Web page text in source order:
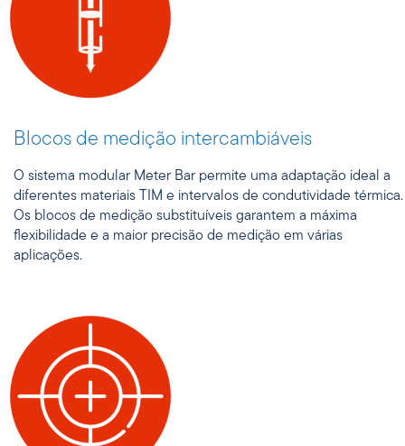
Blocos de medição intercambiáveis
O sistema modular Meter Bar permite uma adaptação ideal a
diferentes materiais TIM e intervalos de condutividade térmica.
Os blocos de medição substituíveis garantem a máxima
flexibilidade e a maior precisão de medição em várias
aplicações.